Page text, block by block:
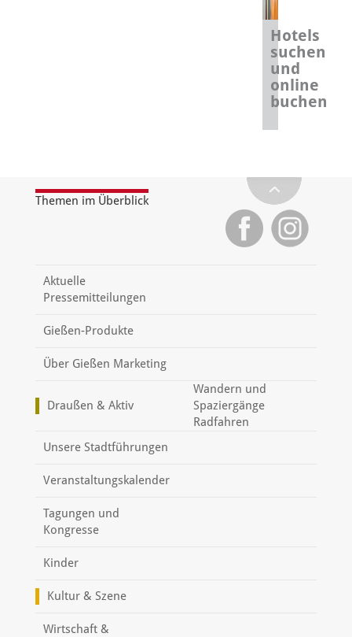
Hotels
suchen
und
online
buchen
Themen im Überblick
Aktuelle
Pressemitteilungen
Gießen-Produkte
Über Gießen Marketing
Draußen & Aktiv
Wandern und
Spaziergänge
Radfahren
Unsere Stadtführungen
Veranstaltungskalender
Tagungen und
Kongresse
Kinder
Kultur & Szene
Wirtschaft &